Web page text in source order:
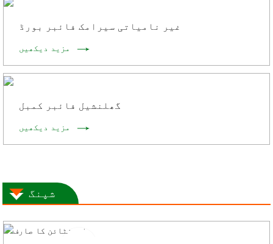
غیر نامیاتی سیرامک ​​فائبر بورڈ
مزید دیکھیں
گھلنشیل فائبر کمبل
مزید دیکھیں
شپنگ